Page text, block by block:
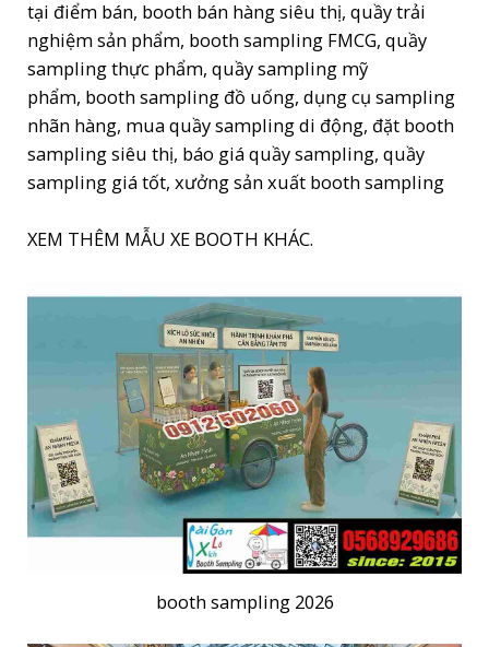
tại điểm bán, booth bán hàng siêu thị, quầy trải
nghiệm sản phẩm, booth sampling FMCG, quầy
sampling thực phẩm, quầy sampling mỹ
phẩm, booth sampling đồ uống, dụng cụ sampling
nhãn hàng, mua quầy sampling di động, đặt booth
sampling siêu thị, báo giá quầy sampling, quầy
sampling giá tốt, xưởng sản xuất booth sampling
XEM THÊM MẪU XE BOOTH KHÁC.
booth sampling 2026